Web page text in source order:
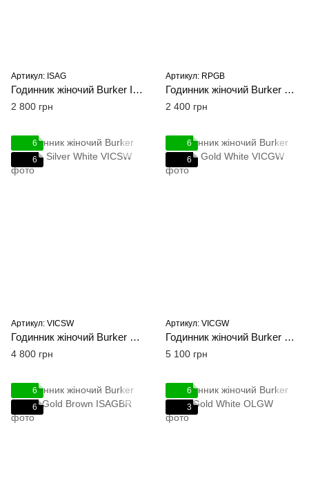
Артикул: ISAG
Годинник жіночий Burker Isabell Gold
2 800 грн
Артикул: RPGB
Годинник жіночий Burker Ruby Petite Gold Black Mesh 28 mm
2 400 грн
6
6
Артикул: VICSW
Годинник жіночий Burker Victoria Silver White
4 800 грн
6
6
Артикул: VICGW
Годинник жіночий Burker Victoria Gold White
5 100 грн
6
6
6
3